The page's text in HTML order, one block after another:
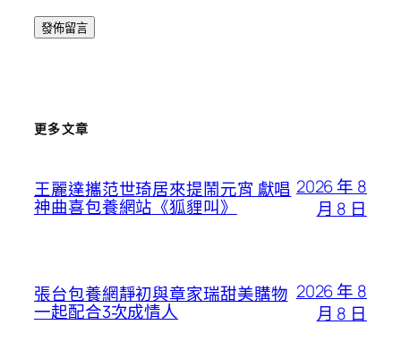
更多文章
王麗達攜范世琦居來提鬧元宵 獻唱
神曲喜包養網站《狐貍叫》
2026 年 8
月 8 日
張台包養網靜初與章家瑞甜美購物
一起配合3次成情人
2026 年 8
月 8 日